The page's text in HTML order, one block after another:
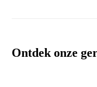
Ontdek onze